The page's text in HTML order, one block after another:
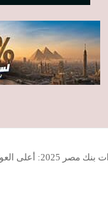
العوائد وطرق الاستثمار